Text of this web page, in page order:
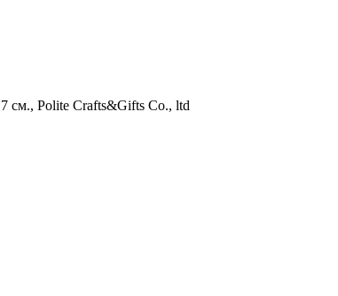
см., Polite Crafts&Gifts Co., ltd